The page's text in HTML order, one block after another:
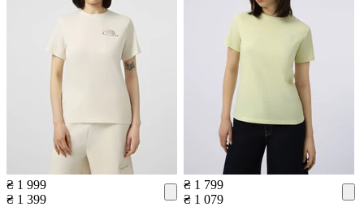
₴ 1 999
₴ 1 399
₴ 1 799
₴ 1 079